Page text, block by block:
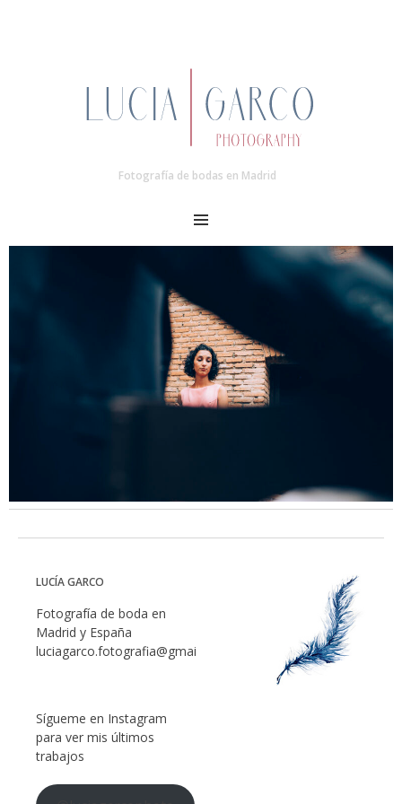
Fotografía de bodas en Madrid
MENU
LUCÍA GARCO
Fotografía de boda en
Madrid y España
luciagarco.fotografia@gmail.com
Sígueme en Instagram
para ver mis últimos
trabajos